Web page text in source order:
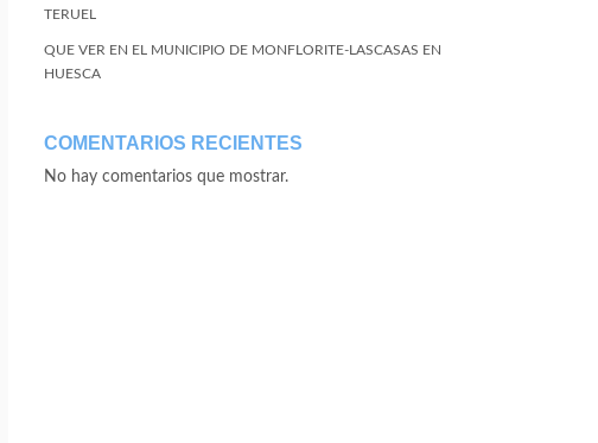
TERUEL
QUE VER EN EL MUNICIPIO DE MONFLORITE-LASCASAS EN
HUESCA
COMENTARIOS RECIENTES
No hay comentarios que mostrar.